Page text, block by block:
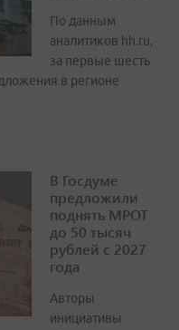
По данным
аналитиков hh.ru,
за первые шесть
в регионе
В Госдуме
предложили
поднять МРОТ
до 50 тысяч
рублей с 2027
года
Авторы
инициативы